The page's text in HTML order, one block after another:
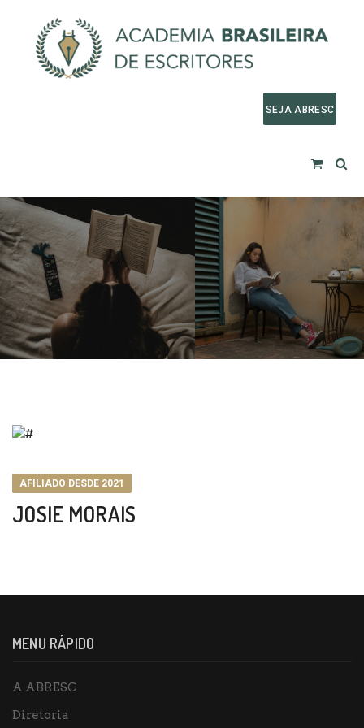
SEJA ABRESC
AFILIADO DESDE 2021
JOSIE MORAIS
MENU RÁPIDO
A ABRESC
Diretoria